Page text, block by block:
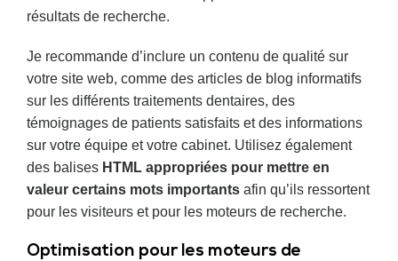
résultats de recherche.
Je recommande d’inclure un contenu de qualité sur
votre site web, comme des articles de blog informatifs
sur les différents traitements dentaires, des
témoignages de patients satisfaits et des informations
sur votre équipe et votre cabinet. Utilisez également
des balises HTML appropriées pour mettre en
valeur certains mots importants afin qu’ils ressortent
pour les visiteurs et pour les moteurs de recherche.
Optimisation pour les moteurs de